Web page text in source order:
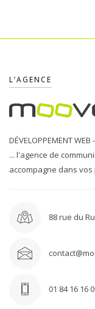
L’AGENCE
DÉVELOPPEMENT
... l'agence de
accompagne dans vos
88 rue du
01 84 16 16